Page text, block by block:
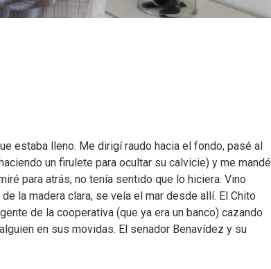
estaba lleno. Me dirigí raudo hacia el fondo, pasé al
un firulete para ocultar su calvicie) y me mandé
para atrás, no tenía sentido que lo hiciera. Vino
la madera clara, se veía el mar desde allí. El Chito
de la cooperativa (que ya era un banco) cazando
en sus movidas. El senador Benavídez y su